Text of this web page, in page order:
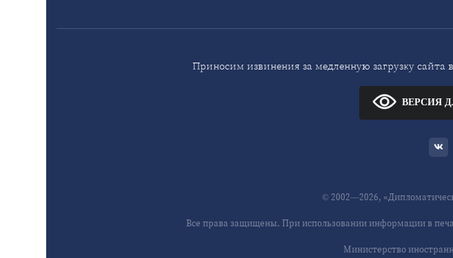
Приносим извинения за медленную загрузку
ВЕРСИЯ
© 2002—2026,
Все права защищены. При использовании информации в
Министерство